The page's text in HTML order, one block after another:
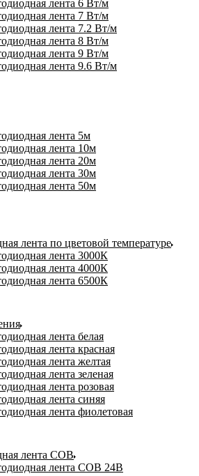
лента 6 Вт/м
лента 7 Вт/м
лента 7.2 Вт/м
лента 8 Вт/м
лента 9 Вт/м
лента 9.6 Вт/м
лента 5м
лента 10м
лента 20м
лента 30м
лента 50м
лента по цветовой температуре
лента 3000К
лента 4000К
лента 6500К
лента белая
лента красная
лента желтая
лента зеленая
лента розовая
лента синяя
лента фиолетовая
лента COB
лента COB 24В